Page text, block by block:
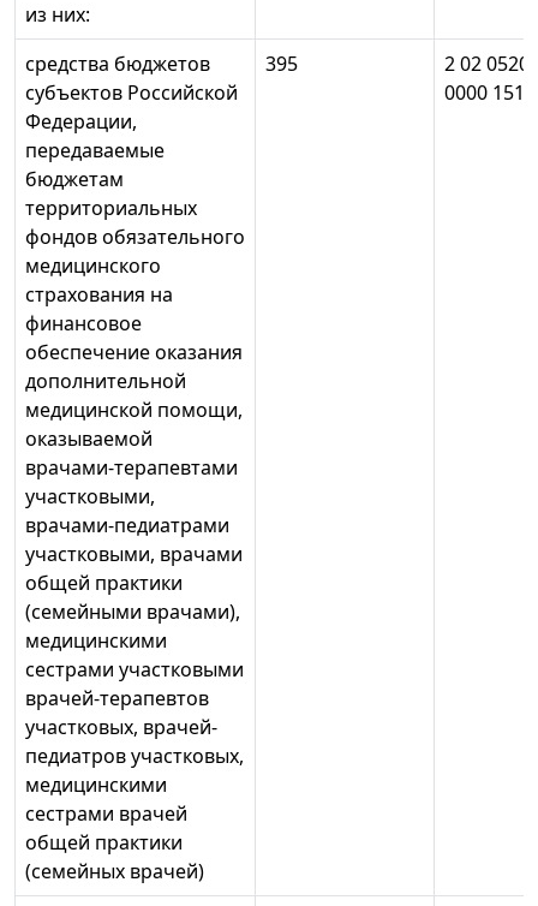
из них:
средства бюджетов
субъектов Российской
Федерации,
передаваемые
бюджетам
территориальных
фондов обязательного
медицинского
страхования на
финансовое
обеспечение оказания
дополнительной
медицинской помощи,
оказываемой
врачами-терапевтами
участковыми,
врачами-педиатрами
участковыми, врачами
общей практики
(семейными врачами),
медицинскими
сестрами участковыми
врачей-терапевтов
участковых, врачей-
педиатров участковых,
медицинскими
сестрами врачей
общей практики
(семейных врачей)
395
2 02
0000 151